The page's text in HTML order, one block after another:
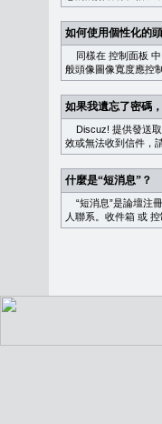
如何使用個性化的
同樣在 控制面板
般頭像圖像寬度應控
如果我遺忘了密碼
Discuz! 提供發送取
效或無法收到信件，
什麼是“短消息”？
“短消息”是論壇注
人聯系。 收件箱 或 控